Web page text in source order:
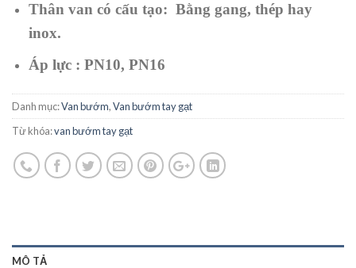
Thân van có cấu tạo: Bằng gang, thép hay
inox.
Áp lực : PN10, PN16
Danh mục:Van bướm,Van bướm tay gạt
Từ khóa:van bướm tay gạt
MÔ TẢ